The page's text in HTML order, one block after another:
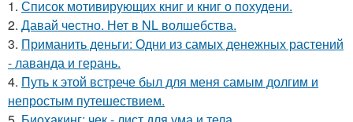
1. Список мотивирующих книг и книг о похудени.
2. Давай честно. Нет в NL волшебства.
3. Приманить деньги: Одни из самых денежных растений
- лаванда и герань.
4. Путь к этой встрече был для меня самым долгим и
непростым путешествием.